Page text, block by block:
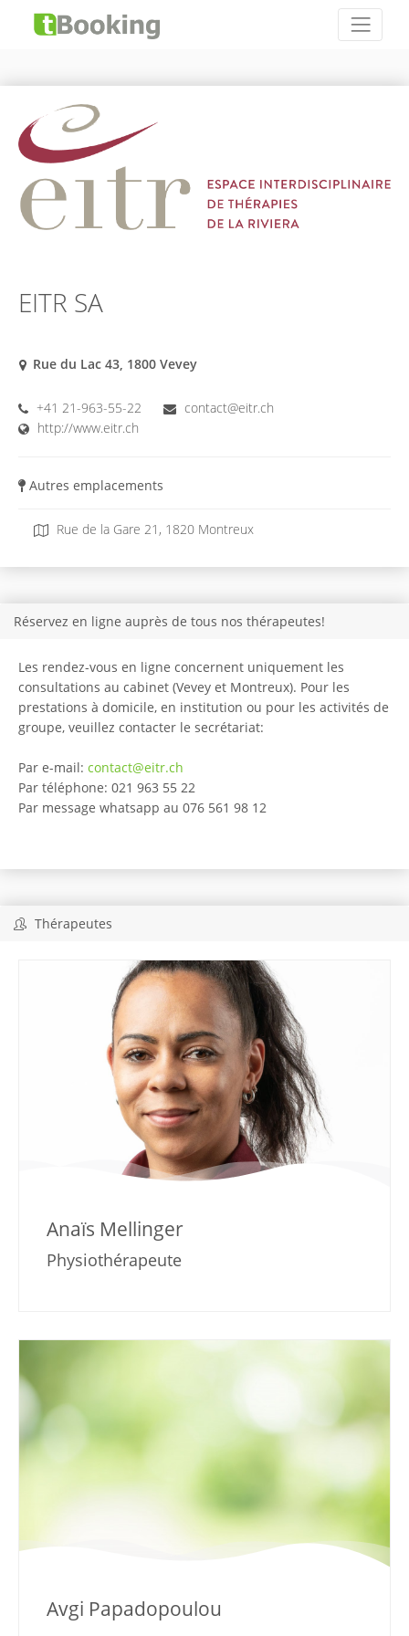
EITR SA
Rue du Lac 43, 1800 Vevey
+41 21-963-55-22
contact@eitr.ch
http://www.eitr.ch
Autres emplacements
Rue de la Gare 21, 1820 Montreux
Réservez en ligne auprès de tous nos thérapeutes!
Les rendez-vous en ligne concernent uniquement les
consultations au cabinet (Vevey et Montreux). Pour les
prestations à domicile, en institution ou pour les activités de
groupe, veuillez contacter le secrétariat:
Par e-mail: contact@eitr.ch
Par téléphone: 021 963 55 22
Par message whatsapp au 076 561 98 12
Thérapeutes
Anaïs Mellinger
Physiothérapeute
Avgi Papadopoulou